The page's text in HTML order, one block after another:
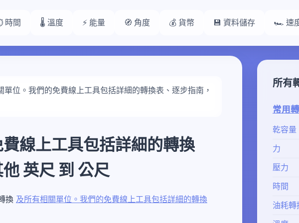
時間 🌡️ 溫度 ⚡ 能量 🧭 角度 💰 貨幣 💾 資料儲存 🏎️ 速
單位。我們的免費線上工具包括詳細的轉換表、逐步指南，
線上工具包括詳細的轉換
英尺 到 公尺
換 及所有相關單位。我們的免費線上工具包括詳細的轉換
所有
常用
乾容量
力
壓力
時間
油耗轉